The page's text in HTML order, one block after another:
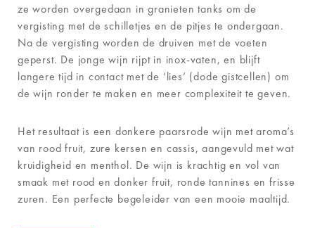
ze worden overgedaan in granieten tanks om de
vergisting met de schilletjes en de pitjes te ondergaan.
Na de vergisting worden de druiven met de voeten
geperst. De jonge wijn rijpt in inox-vaten, en blijft
langere tijd in contact met de ‘lies’ (dode gistcellen) om
de wijn ronder te maken en meer complexiteit te geven.
Het resultaat is een donkere paarsrode wijn met aroma’s
van rood fruit, zure kersen en cassis, aangevuld met wat
kruidigheid en menthol. De wijn is krachtig en vol van
smaak met rood en donker fruit, ronde tannines en frisse
zuren. Een perfecte begeleider van een mooie maaltijd.